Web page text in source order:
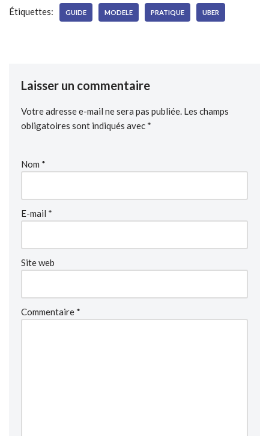
Étiquettes: GUIDE MODELE PRATIQUE UBER
Laisser un commentaire
Votre adresse e-mail ne sera pas publiée. Les champs
obligatoires sont indiqués avec *
Nom *
E-mail *
Site web
Commentaire *